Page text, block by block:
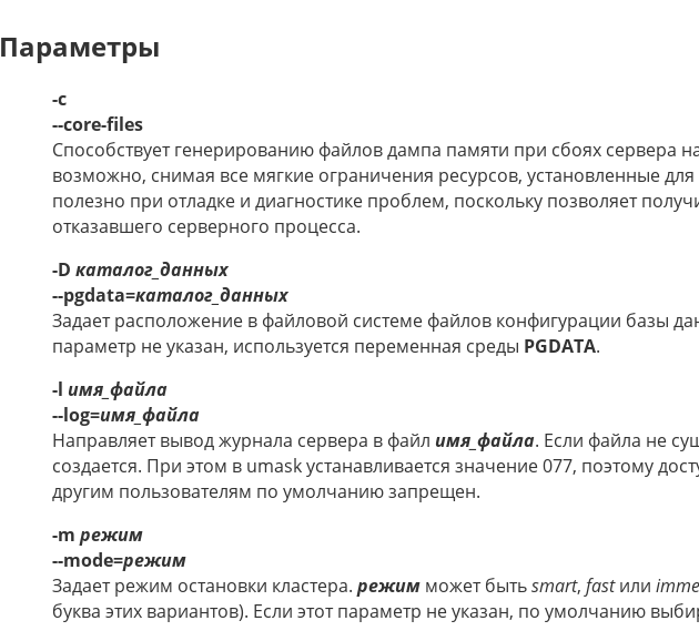
Параметры
-c
--core-files
Способствует генерированию файлов дампа памяти при сбоях сервера
возможно, снимая все мягкие ограничения ресурсов, установленные
полезно при отладке и диагностике проблем, поскольку позволяет
отказавшего серверного процесса.
-D каталог_данных
--pgdata=каталог_данных
Задает расположение в файловой системе файлов конфигурации базы
параметр не указан, используется переменная среды PGDATA.
-l имя_файла
--log=имя_файла
Направляет вывод журнала сервера в файл имя_файла. Если файла не
создается. При этом в umask устанавливается значение 077, поэтому
другим пользователям по умолчанию запрещен.
-m режим
--mode=режим
Задает режим остановки кластера. режим может бытьsmart, fastили
буква этих вариантов). Если этот параметр не указан, по умолчанию